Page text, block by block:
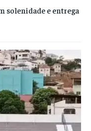
solenidade e entrega